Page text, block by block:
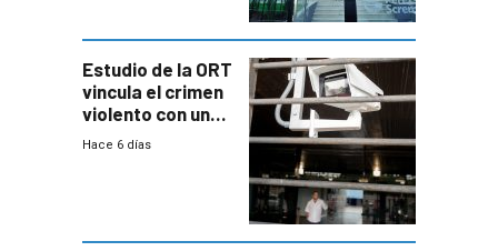
Estudio de la ORT
vincula el crimen
violento con una
menor creación
Hace 6 días